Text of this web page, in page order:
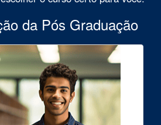
da Pós Graduação